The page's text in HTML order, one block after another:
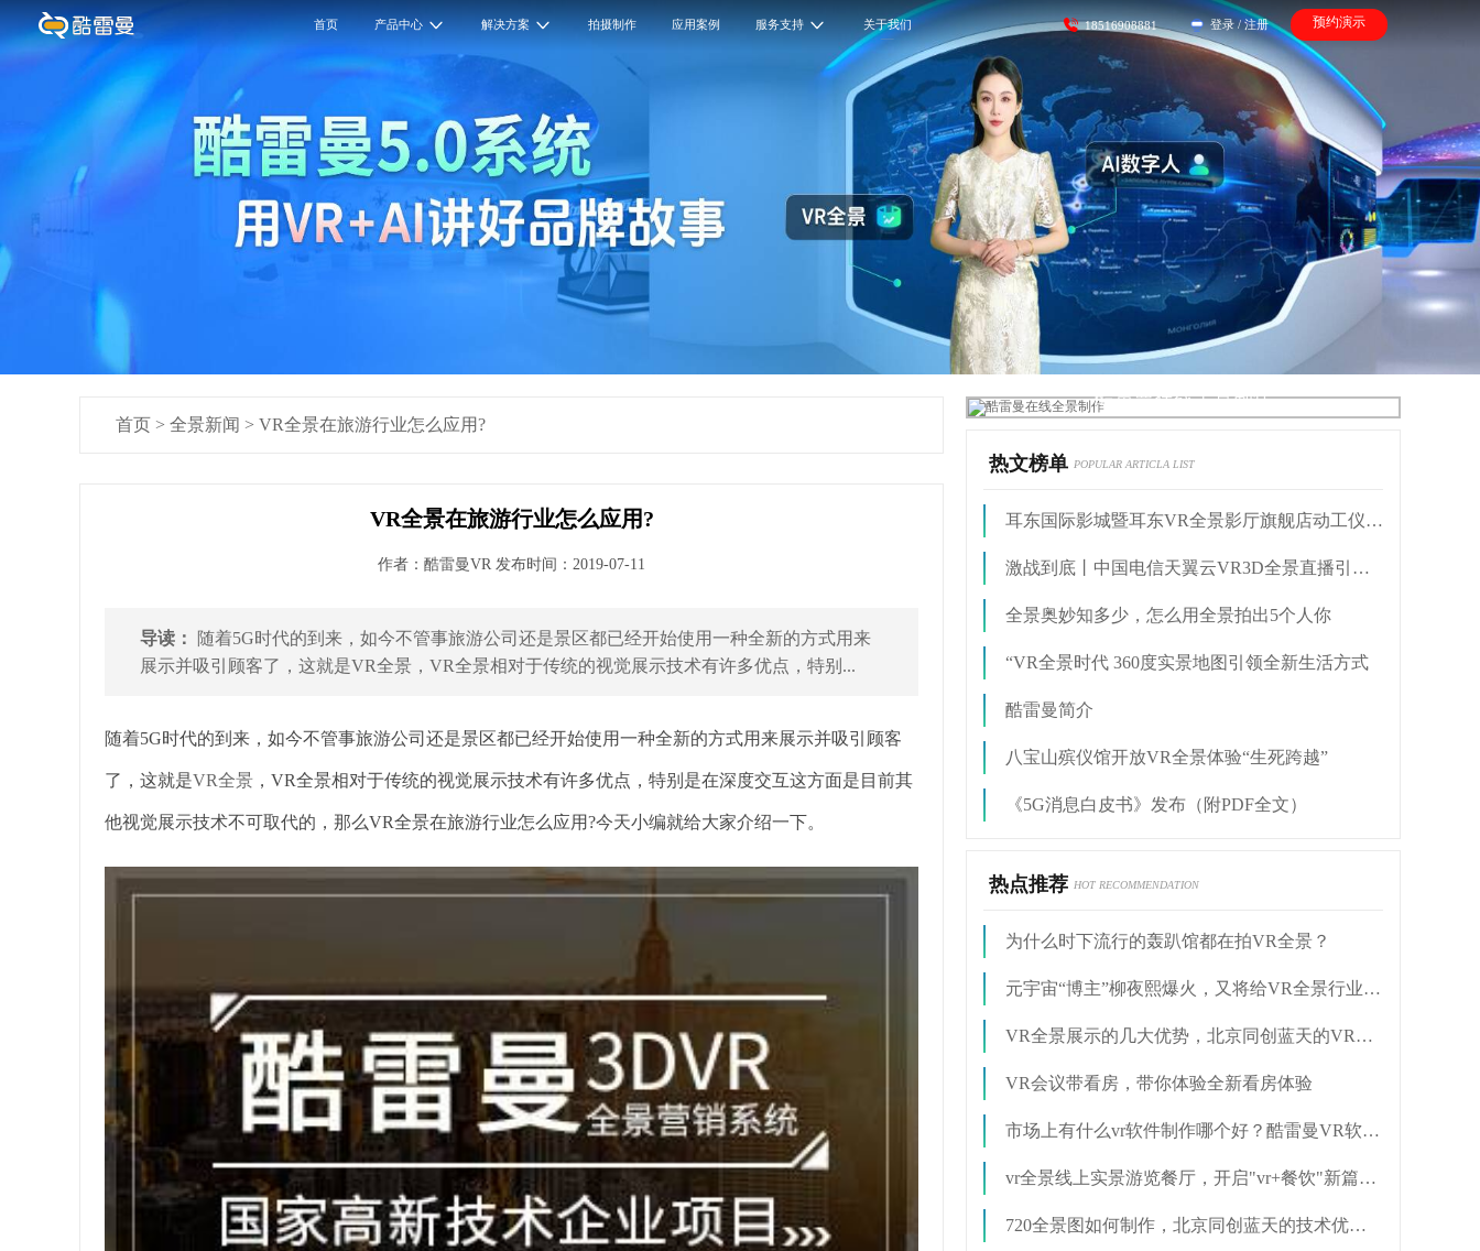
首页 产品中心 解决方案 拍摄制作 应用案例 服务支持 关于我们 18516908881 登录 / 注册 预约演示
首页 > 全景新闻 > VR全景在旅游行业怎么应用?
VR全景在旅游行业怎么应用?
作者：酷雷曼VR 发布时间：2019-07-11
导读：
随着5G时代的到来，如今不管事旅游公司还是景区都已经开始使用一种全新的方式用来
展示并吸引顾客了，这就是VR全景，VR全景相对于传统的视觉展示技术有许多优点，特别...
随着5G时代的到来，如今不管事旅游公司还是景区都已经开始使用一种全新的方式用来展示并吸引顾客
了，这就是VR全景 ，VR全景相对于传统的视觉展示技术有许多优点，特别是在深度交互这方面是目前其
他视觉展示技术不可取代的，那么VR全景在旅游行业怎么应用?今天小编就给大家介绍一下。
酷雷曼在线全景制作
热文榜单 POPULAR ARTICLA LIST
耳东国际影城暨耳东VR全景影厅旗舰店动工仪式盛大举行
激战到底丨中国电信天翼云VR3D全景直播引燃拳击热火
全景奥妙知多少，怎么用全景拍出5个人你
“VR全景时代 360度实景地图引领全新生活方式
酷雷曼简介
八宝山殡仪馆开放VR全景体验“生死跨越”
《5G消息白皮书》发布（附PDF全文）
热点推荐 HOT RECOMMENDATION
为什么时下流行的轰趴馆都在拍VR全景？
元宇宙“博主”柳夜熙爆火，又将给VR全景行业带来哪些启示？
VR全景展示的几大优势，北京同创蓝天的VR怎么样
VR会议带看房，带你体验全新看房体验
市场上有什么vr软件制作哪个好？酷雷曼VR软件制作如何
vr全景线上实景游览餐厅，开启"vr+餐饮"新篇章！
720全景图如何制作，北京同创蓝天的技术优势如何